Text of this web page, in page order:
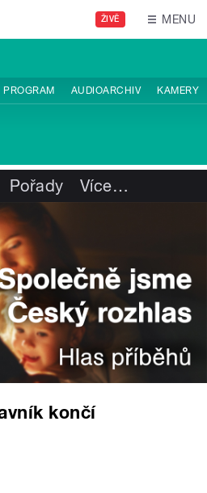
ŽIVĚ MENU
PROGRAM AUDIOARCHIV KAMERY
Pořady Více…
končí